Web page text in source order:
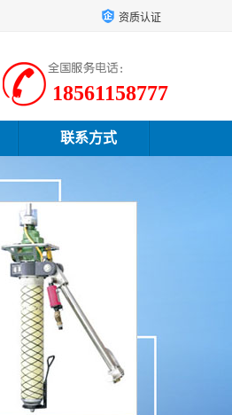
资质认证
18561158777
联系方式